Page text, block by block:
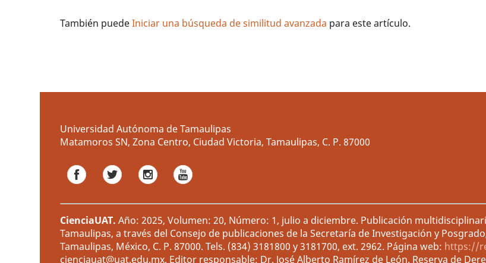
También puedeIniciar una búsqueda de similitud avanzada para este artículo.
Universidad Autónoma de Tamaulipas
Matamoros SN, Zona Centro, Ciudad Victoria, Tamaulipas, C. P. 87000
CienciaUAT. Año: 2025, Volumen: 20, Número: 1, julio a diciembre. Publicación
Tamaulipas, a través del Consejo de publicaciones de la Secretaría de Investigación y
Tamaulipas, México, C. P. 87000. Tels. (834) 3181800 y 3181700, ext. 2962. Página web: https://
cienciauat@uat.edu.mx. Editor responsable: Dr. José Alberto Ramírez de León. Reserva de